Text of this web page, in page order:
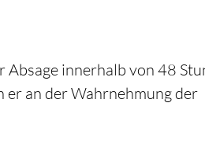
Absage innerhalb von 48
er an der Wahrnehmung der